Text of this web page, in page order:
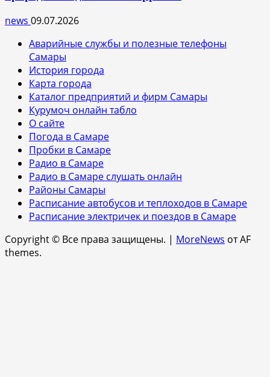
news 09.07.2026
Аварийные службы и полезные телефоны
Самары
История города
Карта города
Каталог предприятий и фирм Самары
Курумоч онлайн табло
О сайте
Погода в Самаре
Пробки в Самаре
Радио в Самаре
Радио в Самаре слушать онлайн
Районы Самары
Расписание автобусов и теплоходов в Самаре
Расписание электричек и поездов в Самаре
Copyright © Все права защищены. | MoreNews от AF
themes.